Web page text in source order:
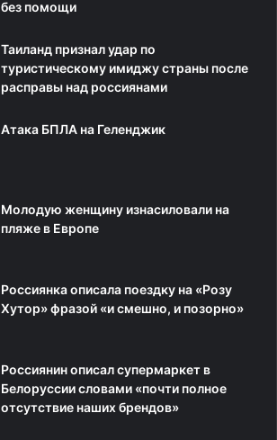
без помощи
Таиланд признал удар по
туристическому имиджу страны после
расправы над россиянами
Атака БПЛА на Геленджик
Молодую женщину изнасиловали на
пляже в Европе
Россиянка описала поездку на «Розу
Хутор» фразой «и смешно, и позорно»
Россиянин описал супермаркет в
Белоруссии словами «почти полное
отсутствие наших брендов»